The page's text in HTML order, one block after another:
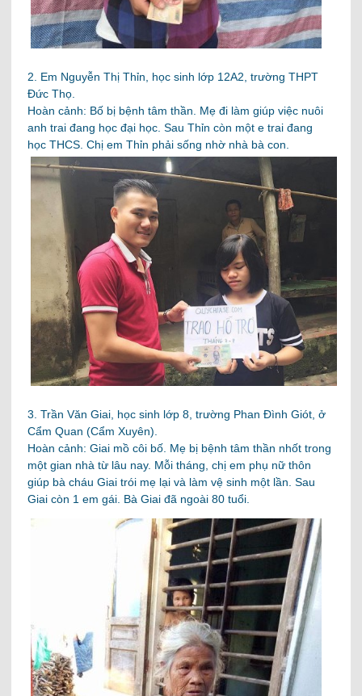
2. Em Nguyễn Thị Thỉn, học sinh lớp 12A2, trường THPT
Đức Thọ.
Hoàn cảnh: Bố bị bệnh tâm thần. Mẹ đi làm giúp việc nuôi
anh trai đang học đại học. Sau Thỉn còn một e trai đang
học THCS. Chị em Thỉn phải sống nhờ nhà bà con.
3. Trần Văn Giai, học sinh lớp 8, trường Phan Đình Giót, ở
Cẩm Quan (Cẩm Xuyên).
Hoàn cảnh: Giai mồ côi bố. Mẹ bị bệnh tâm thần nhốt trong
một gian nhà từ lâu nay. Mỗi tháng, chị em phụ nữ thôn
giúp bà cháu Giai trói mẹ lại và làm vệ sinh một lần. Sau
Giai còn 1 em gái. Bà Giai đã ngoài 80 tuổi.